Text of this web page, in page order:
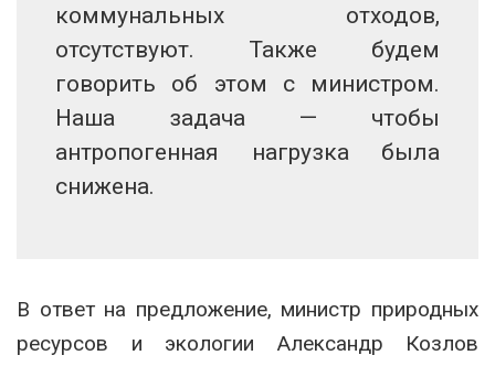
коммунальных отходов,
отсутствуют. Также будем
говорить об этом с министром.
Наша задача — чтобы
антропогенная нагрузка была
снижена.
В ответ на предложение, министр природных
ресурсов и экологии Александр Козлов